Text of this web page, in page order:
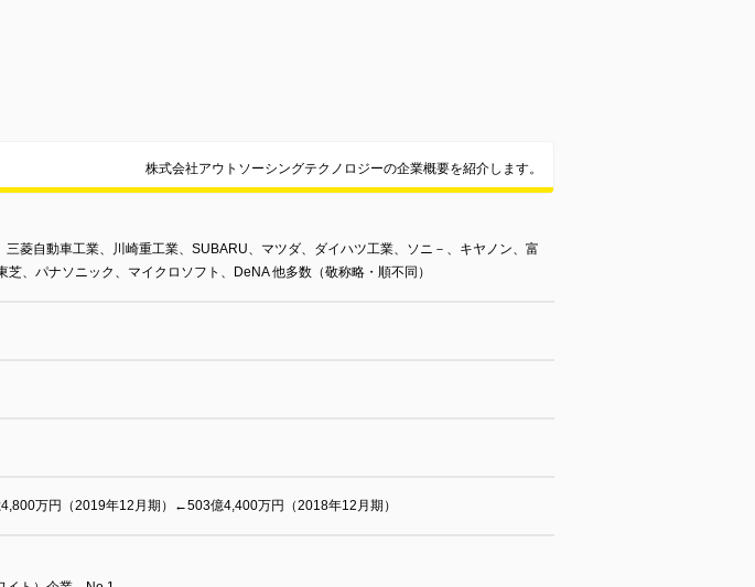
株式会社アウトソーシングテクノロジーの企業概要を紹介します。
三菱自動車工業、川崎重工業、SUBARU、マツダ、ダイハツ工業、ソニ－、キヤノン、富
、パナソニック、マイクロソフト、DeNA 他多数（敬称略・順不同）
万円（2019年12月期）←503億4,400万円（2018年12月期）